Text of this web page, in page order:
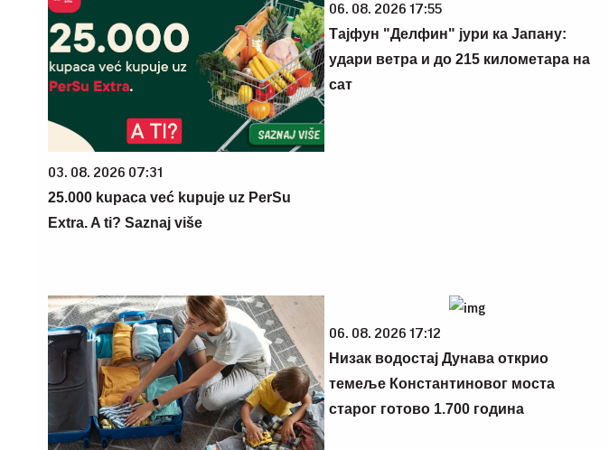
03. 08. 2026 07:31
25.000 kupaca već kupuje uz PerSu
Extra. A ti? Saznaj više
06. 08. 2026 17:55
Тајфун "Делфин" јури ка Јапану:
удари ветра и до 215 километара на
сат
06. 08. 2026 17:12
Низак водостај Дунава открио
темеље Константиновог моста
старог готово 1.700 година